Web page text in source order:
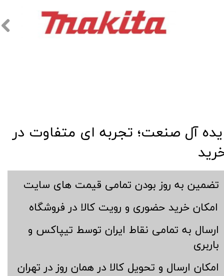
​تضمین به روز بودن تمامی قیمت های سایت
​امکان خرید حضوری و رویت کالا در فروشگاه
​ارسال به تمامی نقاط ایران توسط تیپاکس و
باربری
​امکان ارسال و تحویل کالا در همان روز در تهران
آل صنعت؛ تجربه ای متفاوت در